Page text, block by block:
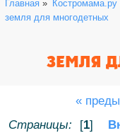
Главная » Костромама.ру
земля для многодетных
ЗЕМЛЯ
«
Страницы:
[1]